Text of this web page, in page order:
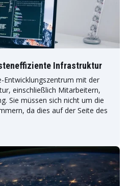
Infrastruktur
Entwicklungszentrum mit der
einschließlich Mitarbeitern,
Sie müssen sich nicht um die
da dies auf der Seite des